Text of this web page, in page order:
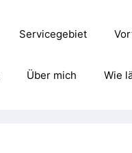
Servicegebiet
Über mich Wie